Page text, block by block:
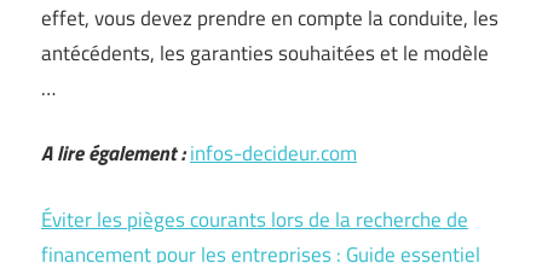
effet, vous devez prendre en compte la conduite, les
antécédents, les garanties souhaitées et le modèle
…
A lire également :infos-decideur.com
Éviter les pièges courants lors de la recherche de
financement pour les entreprises : Guide essentiel